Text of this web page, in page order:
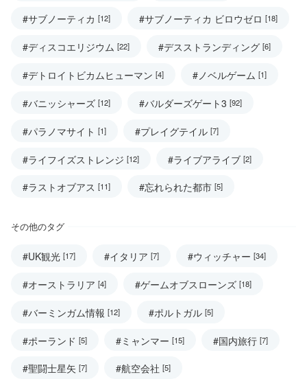
#サブノーティカ [12] #サブノーティカ ビロウゼロ [18]
#ディスコエリジウム [22] #デスストランディング [6]
#デトロイトビカムヒューマン [4] #ノベルゲーム [1]
#バニッシャーズ [12] #バルダーズゲート3 [92]
#パラノマサイト [1] #プレイグテイル [7]
#ライフイズストレンジ [12] #ライブアライブ [2]
#ラストオブアス [11] #忘れられた都市 [5]
その他のタグ
#UK観光 [17] #イタリア [7] #ウィッチャー [34]
#オーストラリア [4] #ゲームオブスローンズ [18]
#バーミンガム情報 [12] #ポルトガル [5]
#ポーランド [5] #ミャンマー [15] #国内旅行 [7]
#聖闘士星矢 [7] #航空会社 [5]